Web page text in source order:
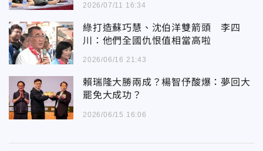
2026/07/11 16:34
綠打造蘇巧慧、沈伯洋雙箭頭 李四
川：他們全國仇恨值相當高啦
2026/06/16 21:43
賴瑞隆大勝兩成？楊智伃酸爆：夢回大
罷免大成功？
2026/06/15 16:06